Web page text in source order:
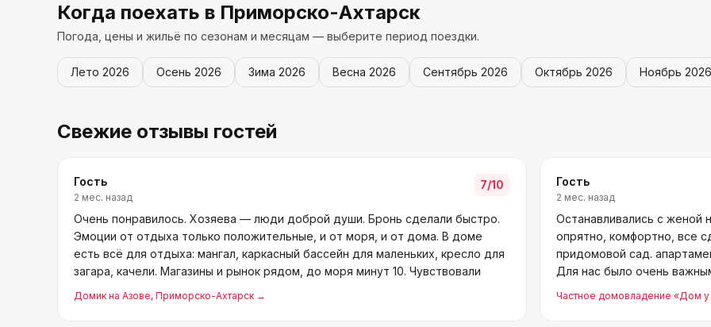
Когда поехать в Приморско-Ахтарск
Погода, цены и жильё по сезонам и месяцам — выберите период поездки.
Лето 2026 Осень 2026 Зима 2026 Весна 2026 Сентябрь 2026 Октябрь 2026 Ноябрь 2026
Свежие отзывы гостей
Гость
2 мес. назад
7/10
Очень понравилось. Хозяева — люди доброй души. Бронь сделали быстро.
Эмоции от отдыха только положительные, и от моря, и от дома. В доме
есть всё для отдыха: мангал, каркасный бассейн для маленьких, кресло для
загара, качели. Магазины и рынок рядом, до моря минут 10. Чувствовали
Домик на Азове, Приморско-Ахтарск →
Гость
2 мес. назад
Останавливались с женой
опрятно, комфортно, все
придомовой сад.
Для нас было очень
Частное домовладение «Дом